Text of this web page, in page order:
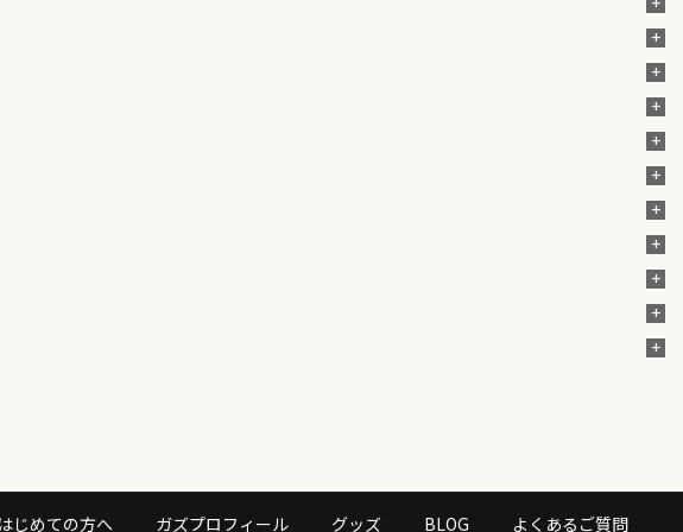
じめての方へ ガズプロフィール グッズ BLOG よくあるご質問